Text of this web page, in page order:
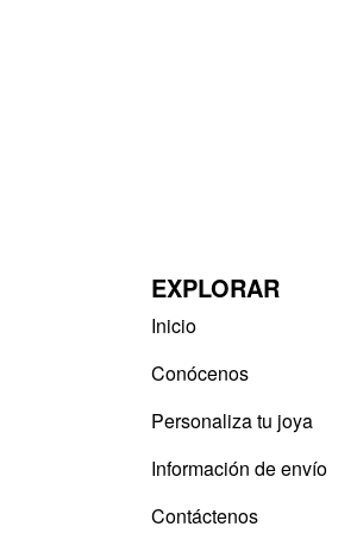
EXPLORAR
Inicio
Conócenos
Personaliza tu joya
Información de envío
Contáctenos